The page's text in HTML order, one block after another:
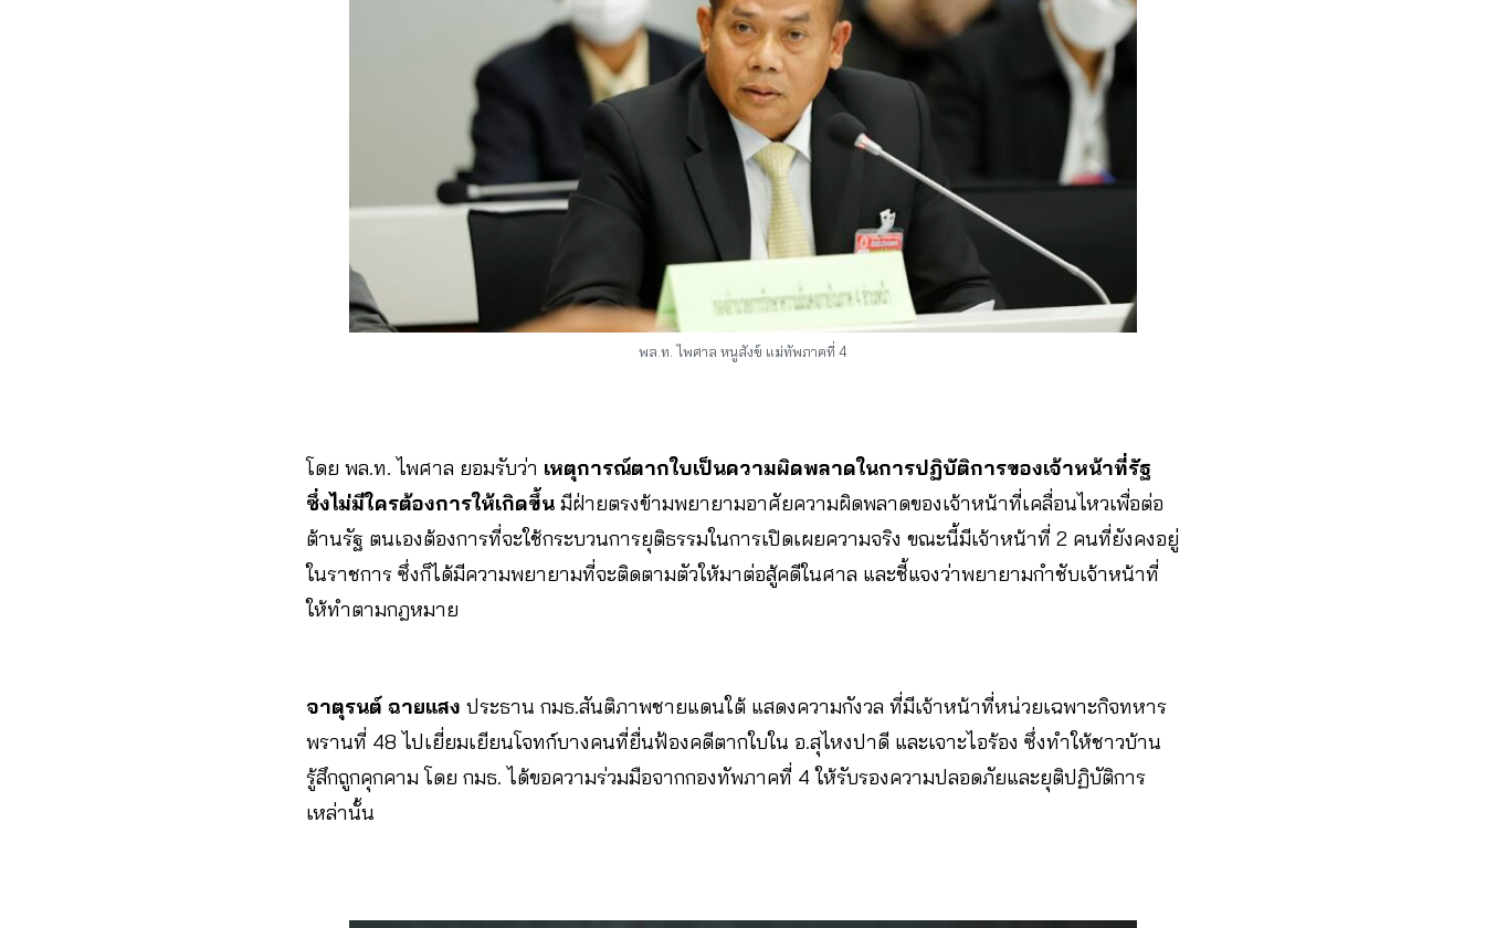
พล.ท. ไพศาล หนูสังข์ แม่ทัพภาคที่ 4
โดย พล.ท. ไพศาล ยอมรับว่า เหตุการณ์ตากใบเป็นความผิดพลาดในการปฏิบัติการของเจ้าหน้าที่รัฐ
ซึ่งไม่มีใครต้องการให้เกิดขึ้น มีฝ่ายตรงข้ามพยายามอาศัยความผิดพลาดของเจ้าหน้าที่เคลื่อนไหวเพื่อต่อ
ต้านรัฐ ตนเองต้องการที่จะใช้กระบวนการยุติธรรมในการเปิดเผยความจริง ขณะนี้มีเจ้าหน้าที่ 2 คนที่ยังคงอยู่
ในราชการ ซึ่งก็ได้มีความพยายามที่จะติดตามตัวให้มาต่อสู้คดีในศาล และชี้แจงว่าพยายามกำชับเจ้าหน้าที่
ให้ทำตามกฎหมาย
จาตุรนต์ ฉายแสง ประธาน กมธ.สันติภาพชายแดนใต้ แสดงความกังวล ที่มีเจ้าหน้าที่หน่วยเฉพาะกิจทหาร
พรานที่ 48 ไปเยี่ยมเยียนโจทก์บางคนที่ยื่นฟ้องคดีตากใบใน อ.สุไหงปาดี และเจาะไอร้อง ซึ่งทำให้ชาวบ้าน
รู้สึกถูกคุกคาม โดย กมธ. ได้ขอความร่วมมือจากกองทัพภาคที่ 4 ให้รับรองความปลอดภัยและยุติปฏิบัติการ
เหล่านั้น